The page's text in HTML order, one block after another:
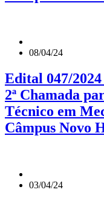
08/04/24
Edital 047/
2ª Chamada
Técnico em
Câmpus Novo
03/04/24